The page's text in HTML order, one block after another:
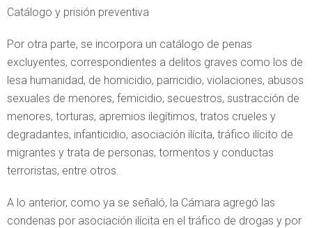
Catálogo y prisión preventiva
Por otra parte, se incorpora un catálogo de penas
excluyentes, correspondientes a delitos graves como los de
lesa humanidad, de homicidio, parricidio, violaciones, abusos
sexuales de menores, femicidio, secuestros, sustracción de
menores, torturas, apremios ilegítimos, tratos crueles y
degradantes, infanticidio, asociación ilícita, tráfico ilícito de
migrantes y trata de personas, tormentos y conductas
terroristas, entre otros.
A lo anterior, como ya se señaló, la Cámara agregó las
condenas por asociación ilícita en el tráfico de drogas y por